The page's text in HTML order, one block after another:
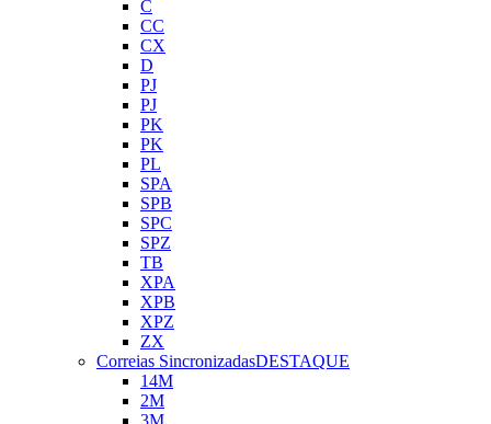
C
CC
CX
D
PJ
PJ
PK
PK
PL
SPA
SPB
SPC
SPZ
TB
XPA
XPB
XPZ
ZX
Correias SincronizadasDESTAQUE
14M
2M
3M